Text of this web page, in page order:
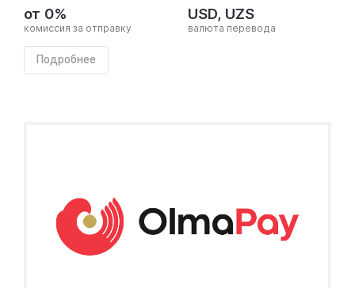
от 0%
комиссия за отправку
USD, UZS
валюта перевода
Подробнее